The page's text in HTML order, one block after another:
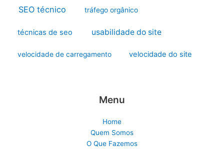
SEO técnico tráfego orgânico
técnicas de seo usabilidade do site
velocidade de carregamento velocidade do site
Menu
Home
Quem Somos
O Que Fazemos